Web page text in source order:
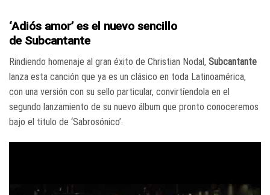
‘Adiós amor’ es el nuevo sencillo
de Subcantante
Rindiendo homenaje al gran éxito de Christian Nodal, Subcantante
lanza esta canción que ya es un clásico en toda Latinoamérica,
con una versión con su sello particular, convirtíendola en el
segundo lanzamiento de su nuevo álbum que pronto conoceremos
bajo el titulo de ‘Sabrosónico’.